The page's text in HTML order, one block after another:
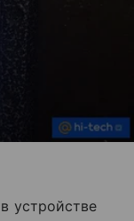
устройстве